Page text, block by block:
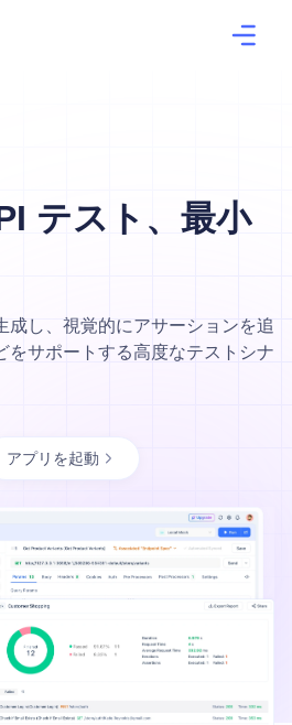
テスト、最小
成し、視覚的にアサーションを追
をサポートする高度なテストシナ
アプリを起動